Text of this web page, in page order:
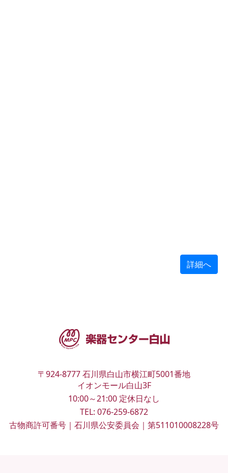
詳細へ
〒924-8777石川県白山市横江町5001番地
イオンモール白山3F
10:00～21:00 定休日なし
TEL: 076-259-6872
古物商許可番号｜石川県公安委員会｜第511010008228号